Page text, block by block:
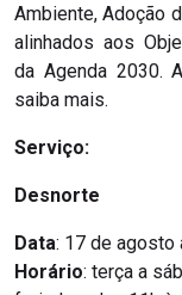
Ambiente, Adoção
alinhados aos
da Agenda 2030.
saiba mais.
Serviço:
Desnorte
Data: 17 de agosto
Horário: terça a